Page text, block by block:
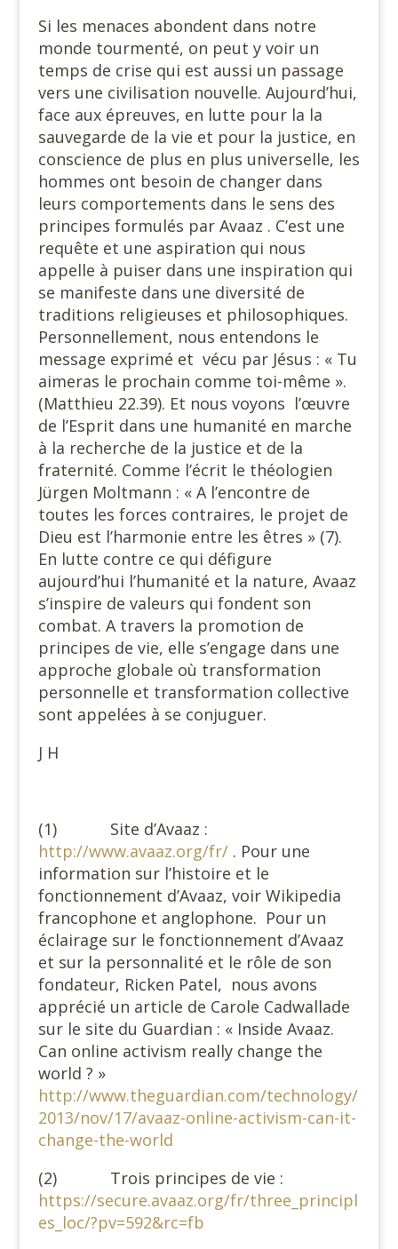
Si les menaces abondent dans notre
monde tourmenté, on peut y voir un
temps de crise qui est aussi un passage
vers une civilisation nouvelle. Aujourd’hui,
face aux épreuves, en lutte pour la la
sauvegarde de la vie et pour la justice, en
conscience de plus en plus universelle, les
hommes ont besoin de changer dans
leurs comportements dans le sens des
principes formulés par Avaaz . C’est une
requête et une aspiration qui nous
appelle à puiser dans une inspiration qui
se manifeste dans une diversité de
traditions religieuses et philosophiques.
Personnellement, nous entendons le
message exprimé et vécu par Jésus : « Tu
aimeras le prochain comme toi-même ».
(Matthieu 22.39). Et nous voyons l’œuvre
de l’Esprit dans une humanité en marche
à la recherche de la justice et de la
fraternité. Comme l’écrit le théologien
Jürgen Moltmann : « A l’encontre de
toutes les forces contraires, le projet de
Dieu est l’harmonie entre les êtres » (7).
En lutte contre ce qui défigure
aujourd’hui l’humanité et la nature, Avaaz
s’inspire de valeurs qui fondent son
combat. A travers la promotion de
principes de vie, elle s’engage dans une
approche globale où transformation
personnelle et transformation collective
sont appelées à se conjuguer.
J H
(1) Site d’Avaaz :
http://www.avaaz.org/fr/. Pour une
information sur l’histoire et le
fonctionnement d’Avaaz, voir Wikipedia
francophone et anglophone. Pour un
éclairage sur le fonctionnement d’Avaaz
et sur la personnalité et le rôle de son
fondateur, Ricken Patel, nous avons
apprécié un article de Carole Cadwallade
sur le site du Guardian : « Inside Avaaz.
Can online activism really change the
world ? »
http://www.theguardian.com/technology/
2013/nov/17/avaaz-online-activism-can-it-
change-the-world
(2) Trois principes de vie :
https://secure.avaaz.org/fr/three_principl
es_loc/?pv=592&rc=fb